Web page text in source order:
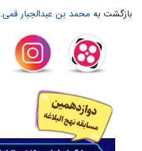
بازگشت به محمد بن عبدالجبار قمى.